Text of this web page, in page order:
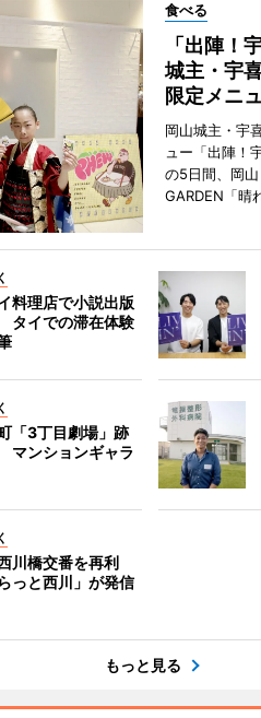
食べる
「出陣！
城主・宇
限定メニ
岡山城主・宇
ュー「出陣！
の5日間、岡
GARDEN「晴
料理店で小説出版
タイでの滞在体験
「3丁目劇場」跡
マンションギャラ
川橋交番を再利
っと西川」が発信
もっと見る